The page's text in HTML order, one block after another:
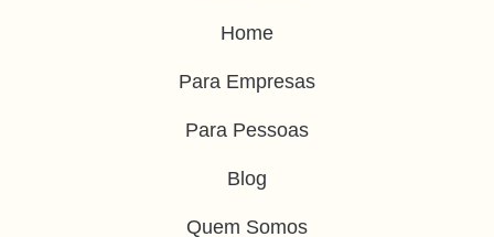
Home
Para Empresas
Para Pessoas
Blog
Quem Somos